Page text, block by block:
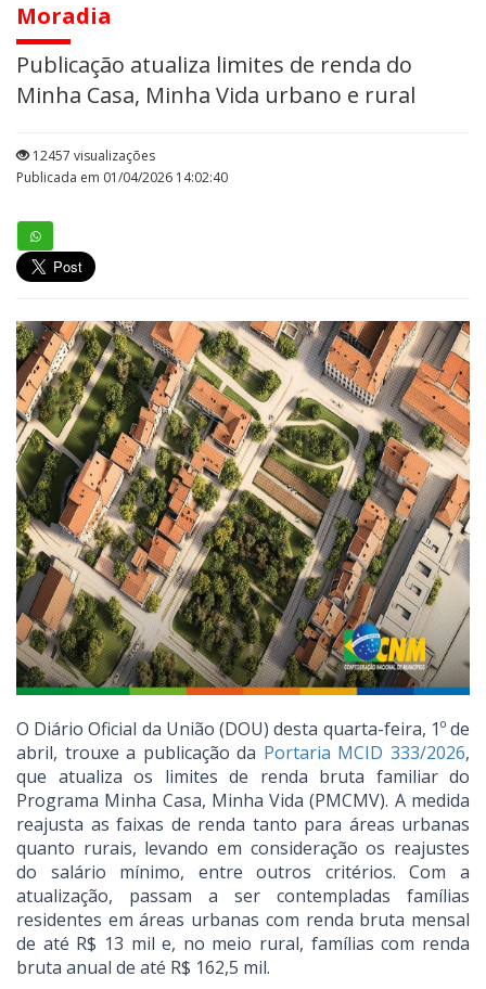
Moradia
Publicação atualiza limites de renda do
Minha Casa, Minha Vida urbano e rural
12457 visualizações
Publicada em 01/04/2026 14:02:40
O Diário Oficial da União (DOU) desta quarta-feira, 1º de
abril, trouxe a publicação da Portaria MCID 333/2026,
que atualiza os limites de renda bruta familiar do
Programa Minha Casa, Minha Vida (PMCMV). A medida
reajusta as faixas de renda tanto para áreas urbanas
quanto rurais, levando em consideração os reajustes
do salário mínimo, entre outros critérios. Com a
atualização, passam a ser contempladas famílias
residentes em áreas urbanas com renda bruta mensal
de até R$ 13 mil e, no meio rural, famílias com renda
bruta anual de até R$ 162,5 mil.